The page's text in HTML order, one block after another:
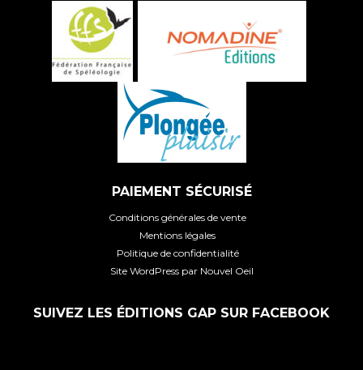
PAIEMENT SÉCURISÉ
Conditions générales de vente
Mentions légales
Politique de confidentialité
Site WordPress par Nouvel Oeil
SUIVEZ LES ÉDITIONS GAP SUR FACEBOOK